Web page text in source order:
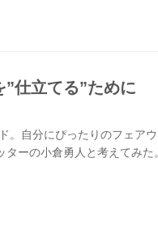
仕立てる”ために
。自分にぴったりのフェアウ
ーの小倉勇人と考えてみた。